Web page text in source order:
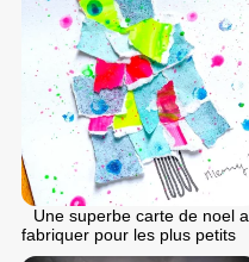
Une superbe carte de noel a
fabriquer pour les plus petits